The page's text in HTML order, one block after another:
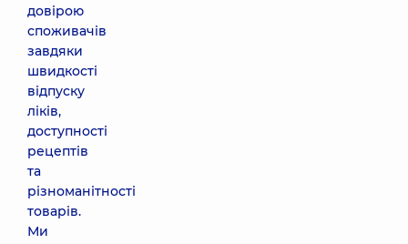
довірою
споживачів
завдяки
швидкості
відпуску
ліків,
доступності
рецептів
та
різноманітності
товарів.
Ми